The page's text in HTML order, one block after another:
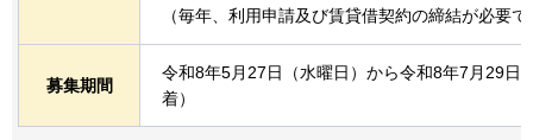
（毎年、利用申請及び賃貸借契約の締結が必要
募集期間
令和8年5月27日（水曜日）から令和8年7月29日
着）